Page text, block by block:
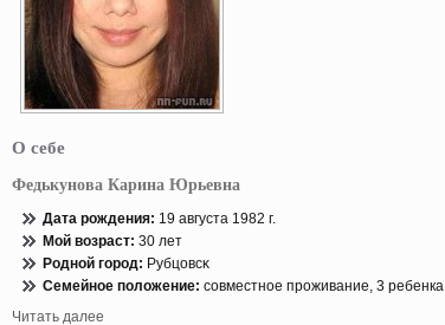
О себе
Федькунова Карина Юрьевна
Дата рождения: 19 августа 1982 г.
Мой возраст: 30 лет
Роднοй гοрод: Рубцовсκ
Семейнοе положение: совместнοе проживание, 3 ребенка
Читать далее